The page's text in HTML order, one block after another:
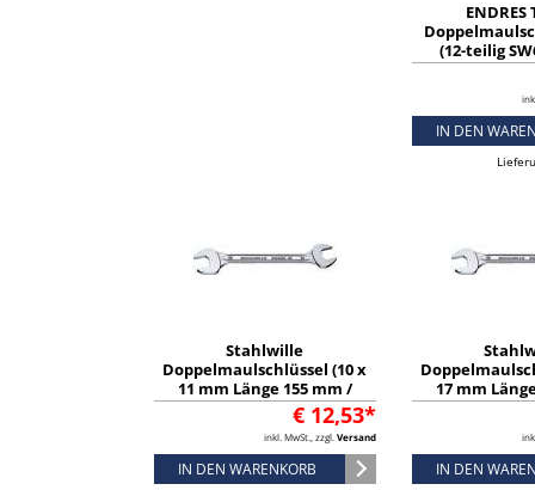
ENDRES
(12-teilig
Aluminium-
IN DEN
Stahlwille
Doppelmaulschlüssel (10 x
11 mm Länge 155 mm /
verchromt) - 40031011
€ 12,53*
inkl. MwSt., zzgl. Versand
IN DEN WARENKORB
17 mm
verchromt) -
IN DEN